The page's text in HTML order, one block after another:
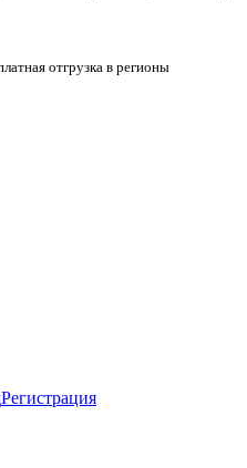
отгрузка в регионы
Регистрация